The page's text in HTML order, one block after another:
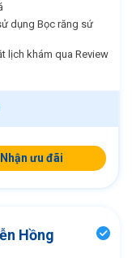
dụng Bọc răng sứ
lịch khám qua Review
Nhận ưu đãi
Hồng